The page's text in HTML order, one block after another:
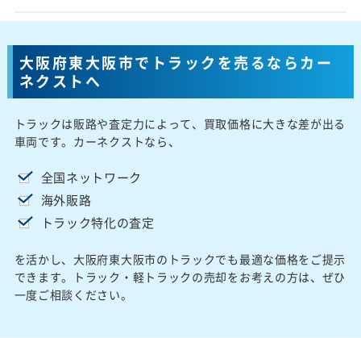
大阪府東大阪市でトラックを売るならカー
ネクストへ
トラックは販路や査定力によって、買取価格に大きな差が出る
車両です。カーネクストなら、
全国ネットワーク
海外販路
トラック特化の査定
を活かし、大阪府東大阪市のトラックでも最適な価格をご提示
できます。トラック・軽トラックの売却をお考えの方は、ぜひ
一度ご相談ください。